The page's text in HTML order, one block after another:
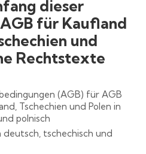
dieser
für Kaufland
und
Rechtstexte
(AGB) für AGB
Tschechien und Polen in
polnisch
tschechisch und